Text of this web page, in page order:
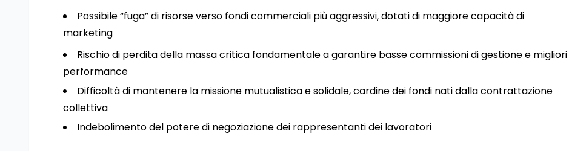
Possibile “fuga” di risorse verso fondi commerciali più aggressivi, dotati di maggiore capacità di
marketing
Rischio di perdita della massa critica fondamentale a garantire basse commissioni di gestione e migliori
performance
Difficoltà di mantenere la missione mutualistica e solidale, cardine dei fondi nati dalla contrattazione
collettiva
Indebolimento del potere di negoziazione dei rappresentanti dei lavoratori